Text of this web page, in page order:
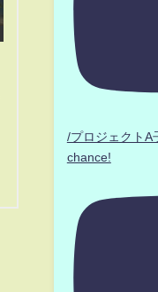
/プロジェクト
chance!